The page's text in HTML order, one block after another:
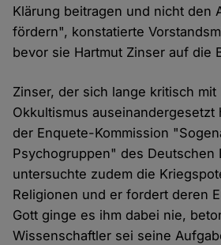
Klärung beitragen und nicht den
fördern", konstatierte
bevor sie Hartmut Zinser auf die
Zinser, der sich lange kritisch mit
Okkultismus auseinandergesetzt
der Enquete-Kommission
Psychogruppen" des Deutschen
untersuchte zudem die
Religionen und er fordert deren
Gott ginge es ihm dabei nie,
Wissenschaftler sei seine